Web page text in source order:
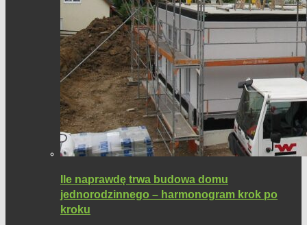
Ile naprawdę trwa budowa domu
jednorodzinnego – harmonogram krok po
kroku